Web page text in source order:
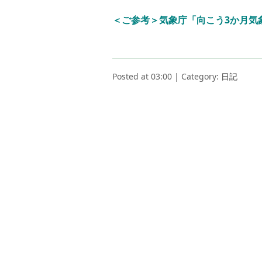
＜ご参考＞気象庁「向こう3か月気
Posted at 03:00 | Category: 日記